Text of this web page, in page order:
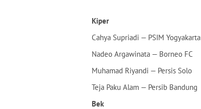
Kiper
Cahya Supriadi — PSIM Yogyakarta
Nadeo Argawinata — Borneo FC
Muhamad Riyandi — Persis Solo
Teja Paku Alam — Persib Bandung
Bek